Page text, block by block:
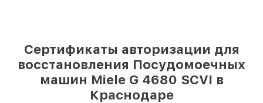
Сертификаты авторизации для
восстановления Посудомоечных
машин Miele G 4680 SCVI в
Краснодаре